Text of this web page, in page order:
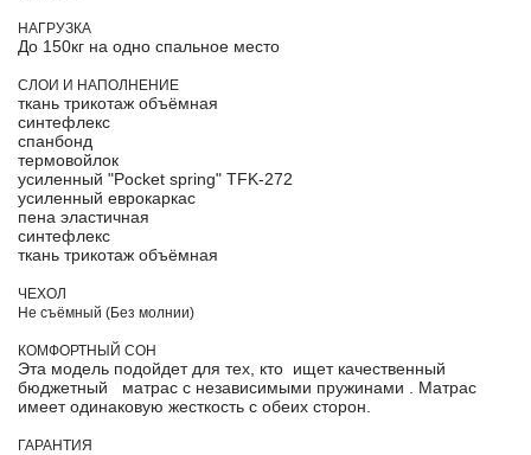
НАГРУЗКА
До 150кг на одно спальное место
СЛОИ И НАПОЛНЕНИЕ
ткань трикотаж объёмная
синтефлекс
спанбонд
термовойлок
усиленный "Pocket spring" TFK-272
усиленный еврокаркас
пена эластичная
синтефлекс
ткань трикотаж объёмная
ЧЕХОЛ
Не съёмный (Без молнии)
КОМФОРТНЫЙ СОН
Эта модель подойдет для тех, кто ищет качественный
бюджетный матрас с независимыми пружинами . Матрас
имеет одинаковую жесткость с обеих сторон.
ГАРАНТИЯ